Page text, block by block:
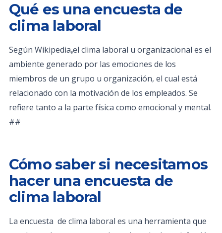
Qué es una encuesta de
clima laboral
Según Wikipedia,el clima laboral u organizacional es el
ambiente generado por las emociones de los
miembros de un grupo u organización, el cual está
relacionado con la motivación de los empleados. Se
refiere tanto a la parte física como emocional y mental.
##
Cómo saber si necesitamos
hacer una encuesta de
clima laboral
La encuesta de clima laboral es una herramienta que